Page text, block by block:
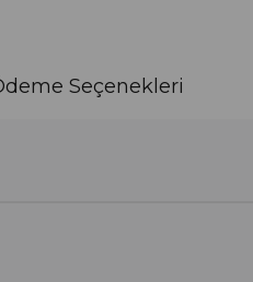
Seçenekleri